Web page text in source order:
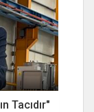
Tacıdır"